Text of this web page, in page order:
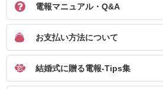
電報マニュアル・Q&A
お支払い方法について
結婚式に贈る電報-Tips集